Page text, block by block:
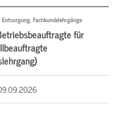
Fachkundelehrgänge
für